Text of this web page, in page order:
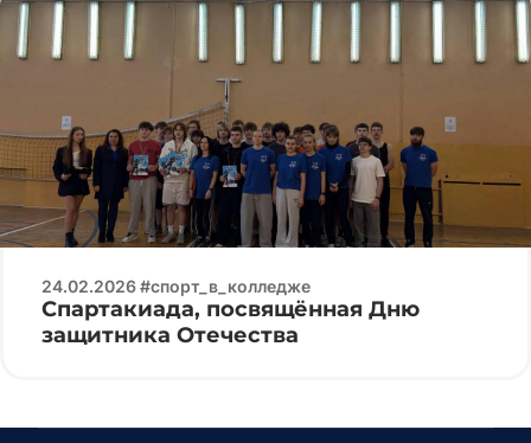
24.02.2026 #спорт_в_колледже
Спартакиада, посвящённая Дню
защитника Отечества